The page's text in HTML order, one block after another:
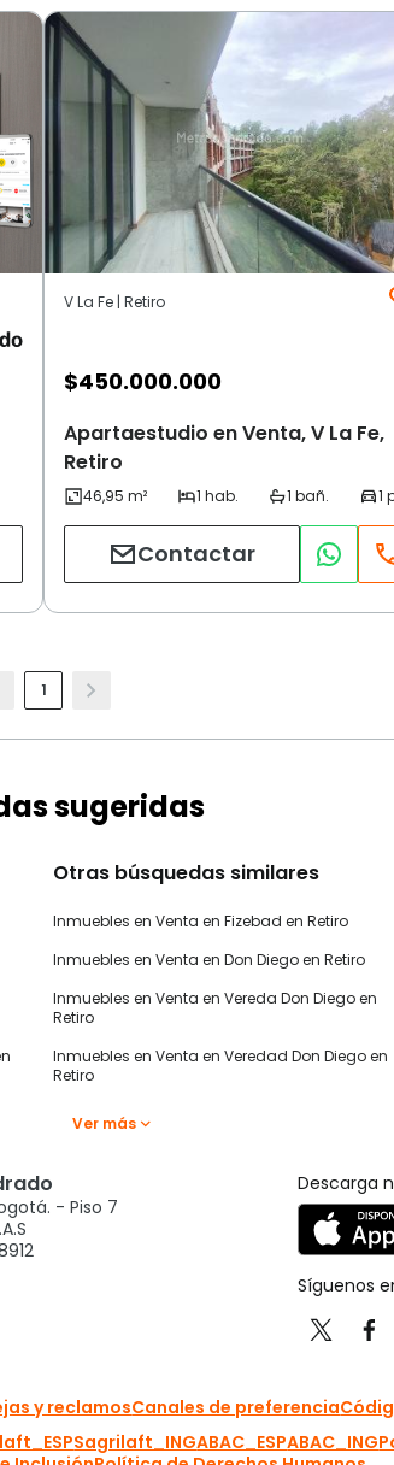
V La Fe | Retiro
$450.000.000
Apartaestudio en Venta, V La Fe,
Retiro
Contactar
1